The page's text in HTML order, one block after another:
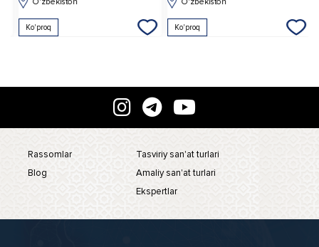
Ko'proq Ko'proq
Rassomlar
Blog
Tasviriy san'at turlari
Amaliy san'at turlari
Ekspertlar